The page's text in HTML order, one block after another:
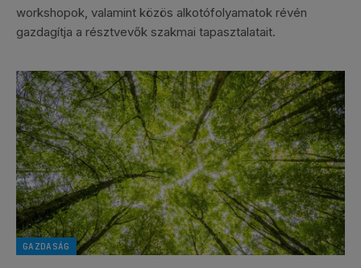
workshopok, valamint közös alkotófolyamatok révén
gazdagítja a résztvevők szakmai tapasztalatait.
GAZDASÁG